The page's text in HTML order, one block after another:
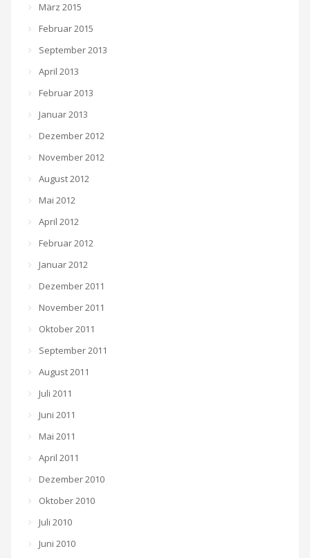
März 2015
Februar 2015
September 2013
April 2013
Februar 2013
Januar 2013
Dezember 2012
November 2012
August 2012
Mai 2012
April 2012
Februar 2012
Januar 2012
Dezember 2011
November 2011
Oktober 2011
September 2011
August 2011
Juli 2011
Juni 2011
Mai 2011
April 2011
Dezember 2010
Oktober 2010
Juli 2010
Juni 2010